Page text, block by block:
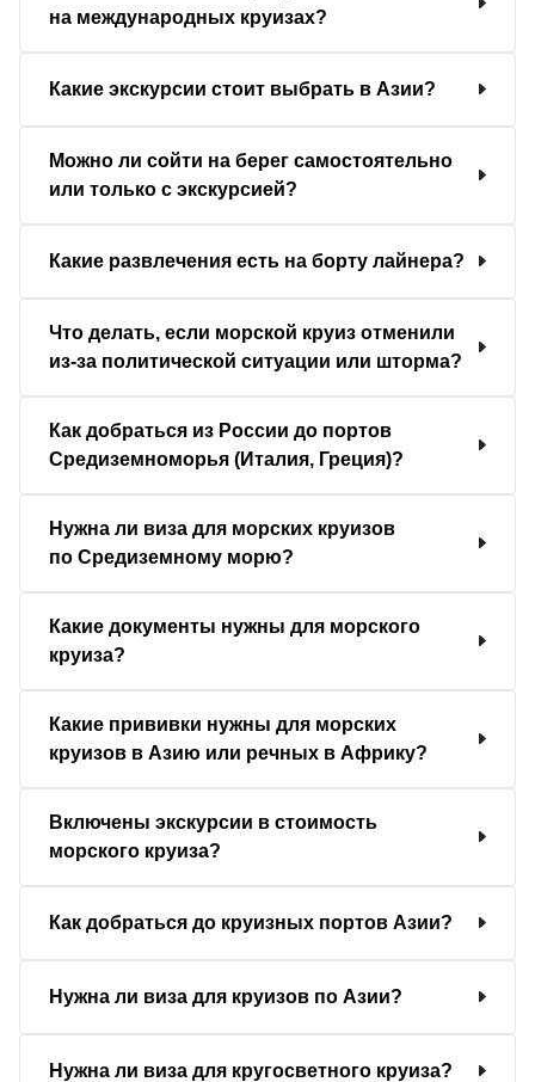
на международных круизах?
Какие экскурсии стоит выбрать в Азии?
Можно ли сойти на берег самостоятельно
или только с экскурсией?
Какие развлечения есть на борту лайнера?
Что делать, если морской круиз отменили
из-за политической ситуации или шторма?
Как добраться из России до портов
Средиземноморья (Италия, Греция)?
Нужна ли виза для морских круизов
по Средиземному морю?
Какие документы нужны для морского
круиза?
Какие прививки нужны для морских
круизов в Азию или речных в Африку?
Включены экскурсии в стоимость
морского круиза?
Как добраться до круизных портов Азии?
Нужна ли виза для круизов по Азии?
Нужна ли виза для кругосветного круиза?